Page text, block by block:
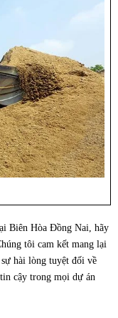
Biên Hòa Đồng Nai, hãy
tôi cam kết mang lại
hài lòng tuyệt đối về
cậy trong mọi dự án